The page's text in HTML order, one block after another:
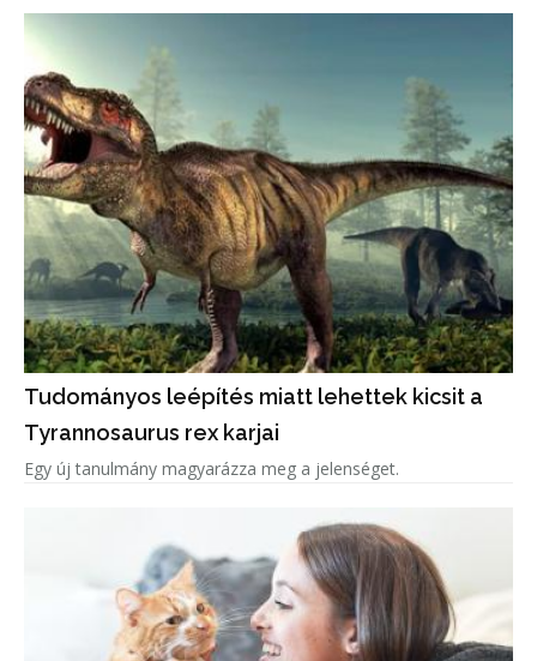
Tudományos leépítés miatt lehettek kicsit a
Tyrannosaurus rex karjai
Egy új tanulmány magyarázza meg a jelenséget.